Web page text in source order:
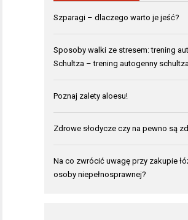
Szparagi – dlaczego warto je jeść?
Sposoby walki ze stresem: trening
Schultza – trening autogenny
Poznaj zalety aloesu!
Zdrowe słodycze czy na pewno są
Na co zwrócić uwagę przy zakupie
osoby niepełnosprawnej?